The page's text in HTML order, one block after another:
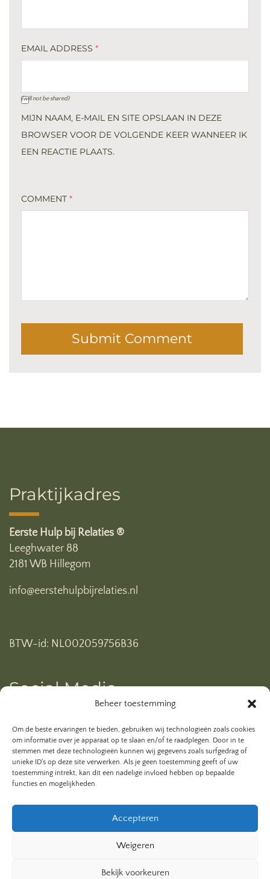
Beheer toestemming
Om de beste ervaringen te bieden, gebruiken wij technologieën zoals cookies
om informatie over je apparaat op te slaan en/of te raadplegen. Door in te
stemmen met deze technologieën kunnen wij gegevens zoals surfgedrag of
unieke ID's op deze site verwerken. Als je geen toestemming geeft of uw
toestemming intrekt, kan dit een nadelige invloed hebben op bepaalde
functies en mogelijkheden.
Accepteren
Weigeren
Bekijk voorkeuren
EMAIL ADDRESS *
(will not be shared)
MIJN NAAM, E-MAIL EN SITE OPSLAAN IN DEZE
BROWSER VOOR DE VOLGENDE KEER WANNEER IK
EEN REACTIE PLAATS.
COMMENT *
Praktijkadres
Eerste Hulp bij Relaties ®
Leeghwater 88
2181 WB Hillegom
info@eerstehulpbijrelaties.nl
BTW-id: NL002059756B36
Social Media
Ben je al geabonneerd op mijn YouTube kanaal? Klik
hieronder.